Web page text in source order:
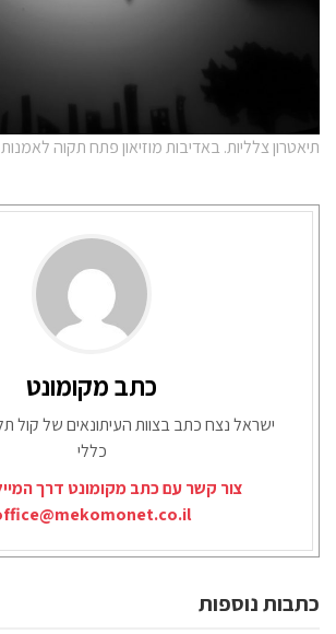
תיאטרון צלליות. באדיבות מוזיאון פתח תקוה לאמנות
כתב מקומונט
ישראל נצח כתב בצוות העיתונאים של קול
כללי
צור קשר עם כתב מקומונט דרך
כתבות נוספות